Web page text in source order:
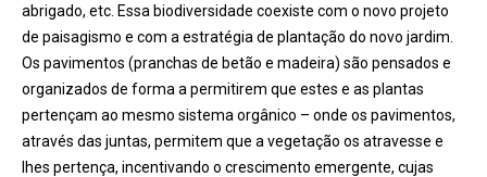
abrigado, etc. Essa biodiversidade coexiste com o novo projeto
de paisagismo e com a estratégia de plantação do novo jardim.
Os pavimentos (pranchas de betão e madeira) são pensados e
organizados de forma a permitirem que estes e as plantas
pertençam ao mesmo sistema orgânico – onde os pavimentos,
através das juntas, permitem que a vegetação os atravesse e
lhes pertença, incentivando o crescimento emergente, cujas